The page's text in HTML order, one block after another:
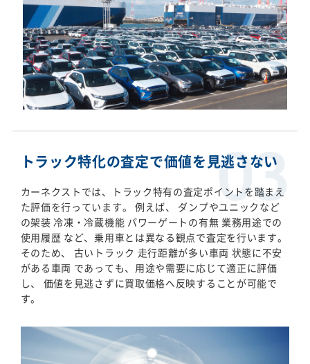
トラック特化の査定で価値を見逃さない
カーネクストでは、トラック特有の査定ポイントを踏まえ
た評価を行っています。 例えば、 ダンプやユニックなど
の架装 冷凍・冷蔵機能 パワーゲートの有無 業務用途での
使用履歴 など、乗用車とは異なる観点で査定を行います。
そのため、 古いトラック 走行距離が多い車両 状態に不安
がある車両 であっても、用途や需要に応じて適正に評価
し、 価値を見逃さずに買取価格へ反映することが可能で
す。